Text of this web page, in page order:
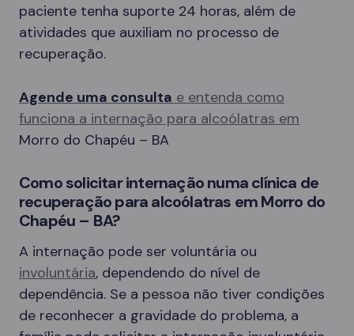
paciente tenha suporte 24 horas, além de
atividades que auxiliam no processo de
recuperação.
Agende uma consulta e entenda como
funciona a internação para alcoólatras em
Morro do Chapéu – BA
Como solicitar internação numa clínica de
recuperação para alcoólatras em Morro do
Chapéu – BA?
A internação pode ser voluntária ou
involuntária, dependendo do nível de
dependência. Se a pessoa não tiver condições
de reconhecer a gravidade do problema, a